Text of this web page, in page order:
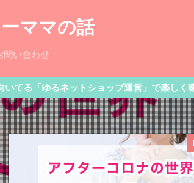
ママの話
問い合わせ
ネットショップ運営」で楽しく稼ぎましょう♪